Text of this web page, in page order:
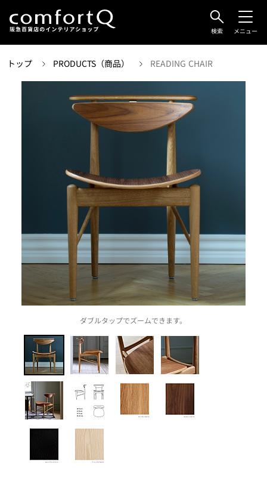
検索 メニュー
トップ PRODUCTS（商品） READING CHAIR
ダブルタップでズームできます。